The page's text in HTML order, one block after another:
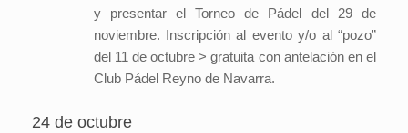
y presentar el Torneo de Pádel del 29 de
noviembre. Inscripción al evento y/o al “pozo”
del 11 de octubre > gratuita con antelación en el
Club Pádel Reyno de Navarra.
24 de octubre